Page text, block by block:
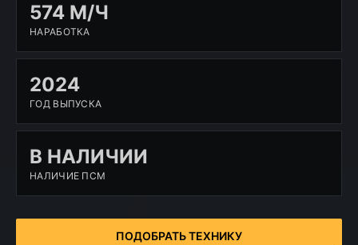
574 М/Ч
НАРАБОТКА
2024
ГОД ВЫПУСКА
В НАЛИЧИИ
НАЛИЧИЕ ПСМ
ПОДОБРАТЬ ТЕХНИКУ